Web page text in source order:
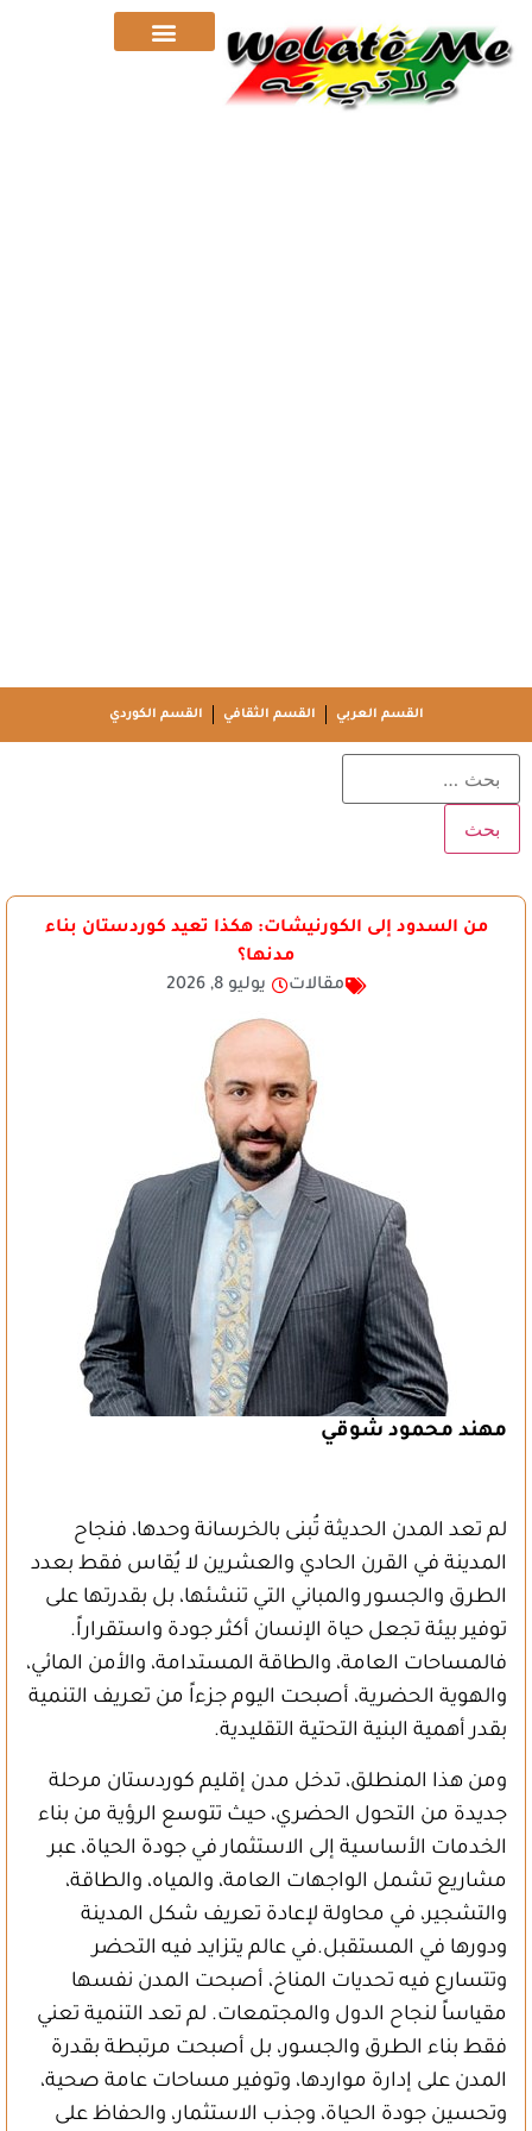
القسم العربي القسم الثقافي القسم الكوردي
من السدود إلى الكورنيشات: هكذا تعيد كوردستان بناء
مدنها؟
مقالات
يوليو 8, 2026
مهند محمود شوقي
لم تعد المدن الحديثة تُبنى بالخرسانة وحدها، فنجاح
المدينة في القرن الحادي والعشرين لا يُقاس فقط بعدد
الطرق والجسور والمباني التي تنشئها، بل بقدرتها على
توفير بيئة تجعل حياة الإنسان أكثر جودة واستقراراً.
فالمساحات العامة، والطاقة المستدامة، والأمن المائي،
والهوية الحضرية، أصبحت اليوم جزءاً من تعريف التنمية
بقدر أهمية البنية التحتية التقليدية.
ومن هذا المنطلق، تدخل مدن إقليم كوردستان مرحلة
جديدة من التحول الحضري، حيث تتوسع الرؤية من بناء
الخدمات الأساسية إلى الاستثمار في جودة الحياة، عبر
مشاريع تشمل الواجهات العامة، والمياه، والطاقة،
والتشجير، في محاولة لإعادة تعريف شكل المدينة
ودورها في المستقبل.في عالم يتزايد فيه التحضر
وتتسارع فيه تحديات المناخ، أصبحت المدن نفسها
مقياساً لنجاح الدول والمجتمعات. لم تعد التنمية تعني
فقط بناء الطرق والجسور، بل أصبحت مرتبطة بقدرة
المدن على إدارة مواردها، وتوفير مساحات عامة صحية،
وتحسين جودة الحياة، وجذب الاستثمار، والحفاظ على